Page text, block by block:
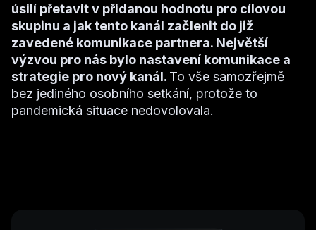
úsilí přetavit v přidanou hodnotu pro cílovou
skupinu a jak tento kanál začlenit do již
zavedené komunikace partnera. Největší
výzvou pro nás bylo nastavení komunikace a
strategie pro nový kanál. To vše samozřejmě
bez jediného osobního setkání, protože to
pandemická situace nedovolovala.